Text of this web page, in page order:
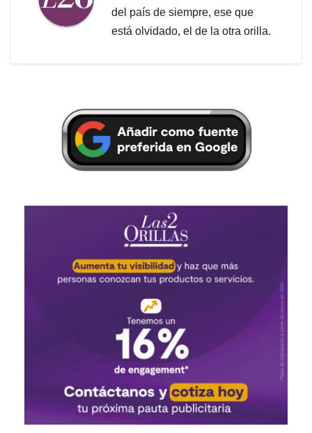
del país de siempre, ese que
está olvidado, el de la otra orilla.